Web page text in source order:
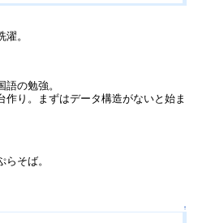
。
の勉強。
作り。まずはデータ構造がないと始ま
そば。
↑